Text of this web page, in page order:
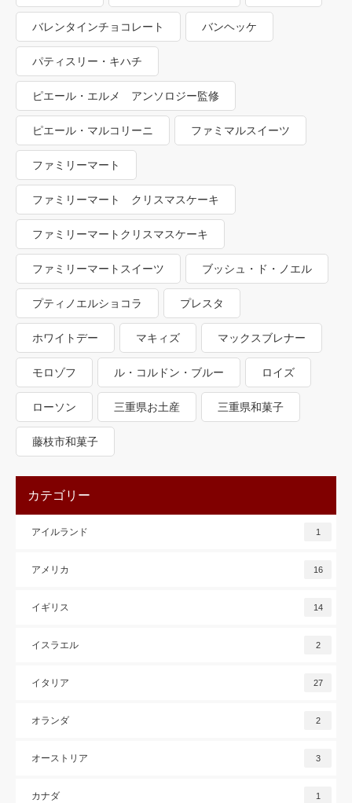
バレンタインチョコレート バンヘッケ
パティスリー・キハチ
ピエール・エルメ アンソロジー監修
ピエール・マルコリーニ ファミマルスイーツ
ファミリーマート
ファミリーマート クリスマスケーキ
ファミリーマートクリスマスケーキ
ファミリーマートスイーツ ブッシュ・ド・ノエル
プティノエルショコラ プレスタ
ホワイトデー マキィズ マックスブレナー
モロゾフ ル・コルドン・ブルー ロイズ
ローソン 三重県お土産 三重県和菓子
藤枝市和菓子
カテゴリー
アイルランド 1
アメリカ 16
イギリス 14
イスラエル 2
イタリア 27
オランダ 2
オーストリア 3
カナダ 1